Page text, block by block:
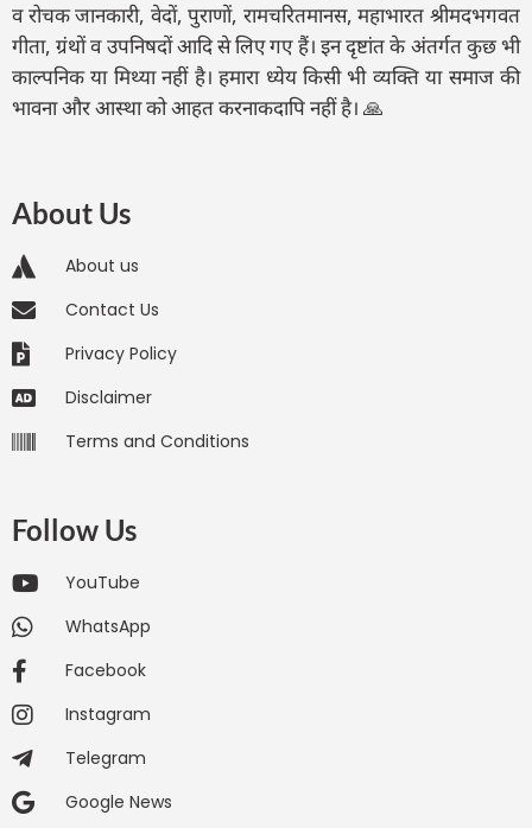
व रोचक जानकारी, वेदों, पुराणों, रामचरितमानस, महाभारत श्रीमदभगवत
गीता, ग्रंथों व उपनिषदों आदि से लिए गए हैं। इन दृष्टांत के अंतर्गत कुछ भी
काल्पनिक या मिथ्या नहीं है। हमारा ध्येय किसी भी व्यक्ति या समाज की
भावना और आस्था को आहत करनाकदापि नहीं है। 🙏
About Us
About us
Contact Us
Privacy Policy
Disclaimer
Terms and Conditions
Follow Us
YouTube
WhatsApp
Facebook
Instagram
Telegram
Google News